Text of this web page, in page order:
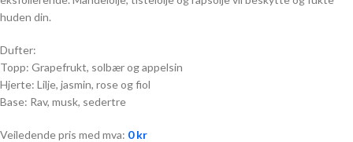
huden din.
Dufter:
Topp: Grapefrukt, solbær og appelsin
Hjerte: Lilje, jasmin, rose og fiol
Base: Rav, musk, sedertre
Veiledende pris med mva: 0kr